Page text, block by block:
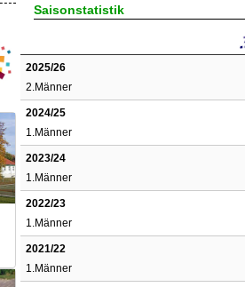
Saisonstatistik
2025/26
2.Männer
2024/25
1.Männer
2023/24
1.Männer
2022/23
1.Männer
2021/22
1.Männer